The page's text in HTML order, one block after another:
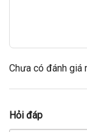
Chưa có đánh giá
Hỏi đáp